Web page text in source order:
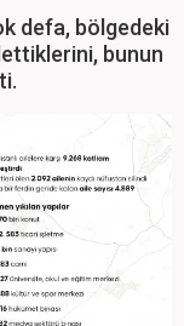
defa, bölgedeki
bunun